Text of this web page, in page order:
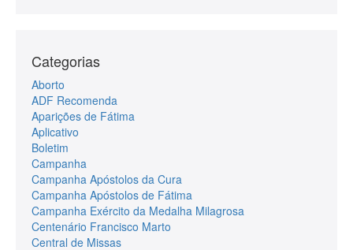
Categorias
Aborto
ADF Recomenda
Aparições de Fátima
Aplicativo
Boletim
Campanha
Campanha Apóstolos da Cura
Campanha Apóstolos de Fátima
Campanha Exército da Medalha Milagrosa
Centenário Francisco Marto
Central de Missas